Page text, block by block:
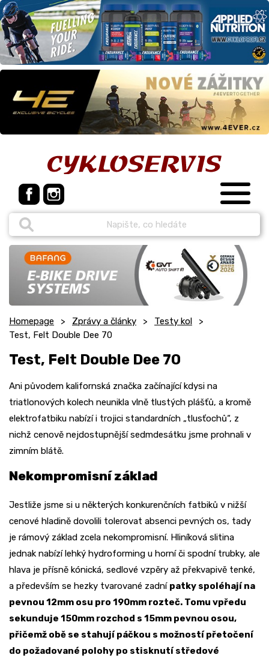
Homepage Zprávy a články
Testy kol
Test, Felt Double Dee 70
Test, Felt Double Dee 70
Ani původem kalifornská značka začínající kdysi na
triatlonových kolech neunikla vlně tlustých plášťů, a kromě
elektrofatbiku nabízí i trojici standardních „tlusťochů“, z
nichž cenově nejdostupnější sedmdesátku jsme prohnali v
zimním blátě.
Nekompromisní základ
Jestliže jsme si u některých konkurenčních fatbiků v nižší
cenové hladině dovolili tolerovat absenci pevných os, tady
je rámový základ zcela nekompromisní. Hliníková slitina
jednak nabízí lehký hydroforming u horní či spodní trubky, ale
hlava je přísně kónická, sedlové vzpěry až překvapivě tenké,
a především se hezky tvarované zadní patky spoléhají na
pevnou 12mm osu pro 190mm rozteč. Tomu vpředu
sekunduje 150mm rozchod s 15mm pevnou osou,
přičemž obě se stahují páčkou s možností přetočení
do požadované polohy po stisknutí středové